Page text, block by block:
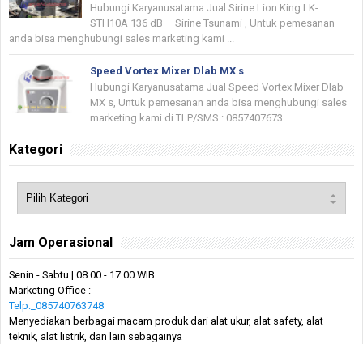
Hubungi Karyanusatama Jual Sirine Lion King LK-
STH10A 136 dB – Sirine Tsunami , Untuk pemesanan
anda bisa menghubungi sales marketing kami ...
Speed Vortex Mixer Dlab MX s
Hubungi Karyanusatama Jual Speed Vortex Mixer Dlab
MX s, Untuk pemesanan anda bisa menghubungi sales
marketing kami di TLP/SMS : 0857407673...
Kategori
Jam Operasional
Senin - Sabtu | 08.00 - 17.00 WIB
Marketing Office :
Telp:_085740763748
Menyediakan berbagai macam produk dari alat ukur, alat safety, alat
teknik, alat listrik, dan lain sebagainya